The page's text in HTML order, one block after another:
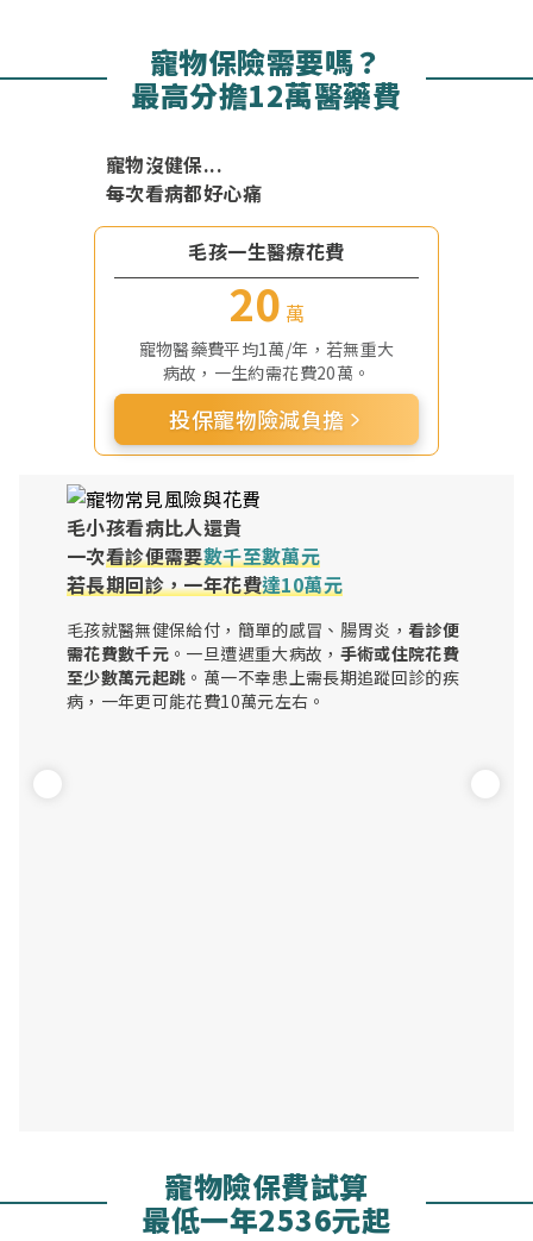
寵物保險需要嗎？
最高分擔12萬醫藥費
寵物沒健保...
每次看病都好心痛
毛孩一生醫療花費
20 萬
寵物醫藥費平均1萬/年，若無重大
病故，一生約需花費20萬。
投保寵物險減負擔
毛小孩看病比人還貴
一次看診便需要數千至數萬元
若長期回診，一年花費達10萬元
毛孩就醫無健保給付，簡單的感冒、腸胃炎， 看診便
需花費數千元 。一旦遭遇重大病故， 手術或住院花費
至少數萬元起跳 。萬一不幸患上需長期追蹤回診的疾
病，一年更可能花費10萬元左右。
寵物險保費試算
最低一年2536元起